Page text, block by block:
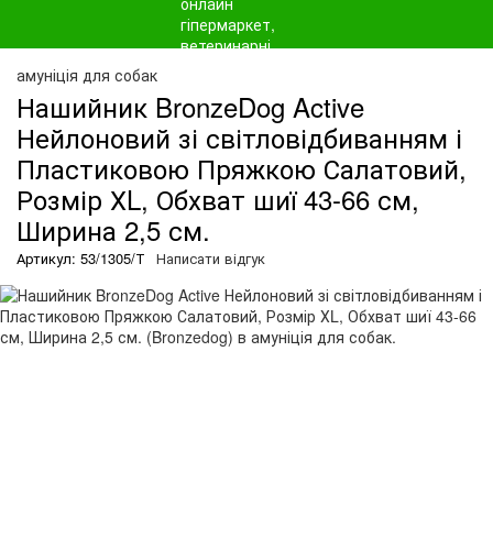
амуніція для собак
Нашийник BronzeDog Active
Нейлоновий зі світловідбиванням і
Пластиковою Пряжкою Салатовий,
Розмір ХL, Обхват шиї 43-66 см,
Ширина 2,5 см.
Артикул: 53/1305/Т Написати відгук